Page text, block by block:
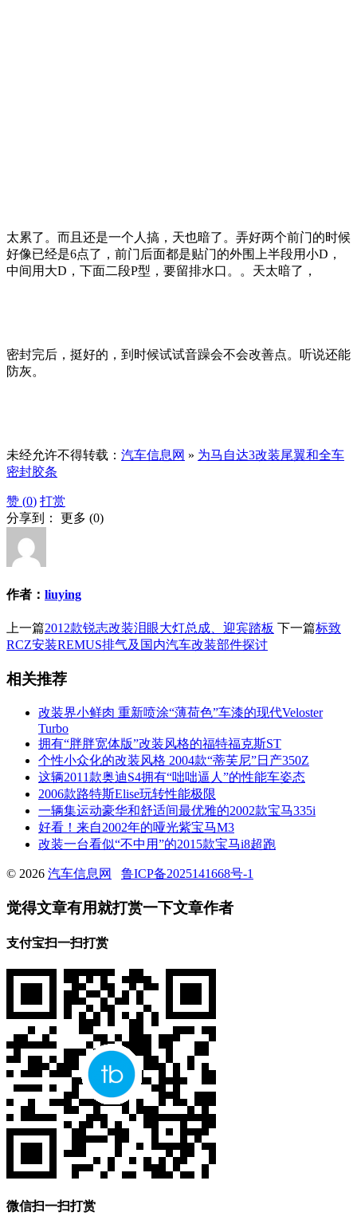
太累了。而且还是一个人搞，天也暗了。弄好两个前门的时候
好像已经是6点了，前门后面都是贴门的外围上半段用小D，
中间用大D，下面二段P型，要留排水口。。天太暗了，
密封完后，挺好的，到时候试试音躁会不会改善点。听说还能
防灰。
未经允许不得转载： 汽车信息网 » 为马自达3改装尾翼和全车
密封胶条
赞 (0) 打赏
分享到： 更多 (0)
作者： liuying
上一篇2012款锐志改装泪眼大灯总成、迎宾踏板 下一篇标致
RCZ安装REMUS排气及国内汽车改装部件探讨
相关推荐
改装界小鲜肉 重新喷涂“薄荷色”车漆的现代Veloster
Turbo
拥有“胖胖宽体版”改装风格的福特福克斯ST
个性小众化的改装风格 2004款“蒂芙尼”日产350Z
这辆2011款奥迪S4拥有“咄咄逼人”的性能车姿态
2006款路特斯Elise玩转性能极限
一辆集运动豪华和舒适间最优雅的2002款宝马335i
好看！来自2002年的哑光紫宝马M3
改装一台看似“不中用”的2015款宝马i8超跑
© 2026 汽车信息网 鲁ICP备2025141668号-1
觉得文章有用就打赏一下文章作者
支付宝扫一扫打赏
微信扫一扫打赏